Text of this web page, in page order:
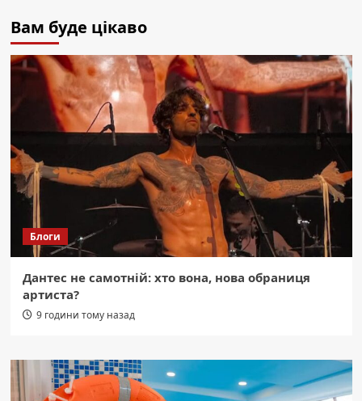
Вам буде цікаво
Блоги
Дантес не самотній: хто вона, нова обраниця
артиста?
9 години тому назад